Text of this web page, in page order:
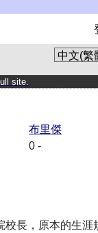
site.
布里傑
0 -
校長，原本的生涯